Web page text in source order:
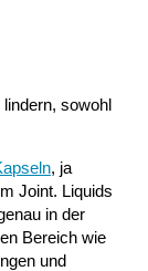
sowohl
, ja
Joint. Liquids
in der
Bereich wie
und